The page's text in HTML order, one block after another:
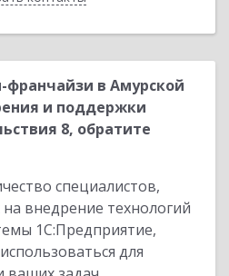
в Амурской
и поддержки
8, обратите
специалистов,
внедрение технологий
1С:Предприятие,
для